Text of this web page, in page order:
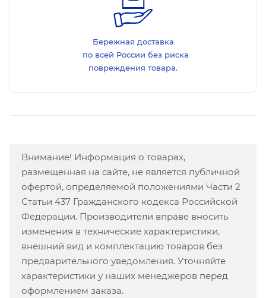
Бережная доставка
по всей России без риска
повреждения товара.
Внимание! Информация о товарах,
размещенная на сайте, не является публичной
офертой, определяемой положениями Части 2
Статьи 437 Гражданского кодекса Российской
Федерации. Производители вправе вносить
изменения в технические характеристики,
внешний вид и комплектацию товаров без
предварительного уведомления. Уточняйте
характеристики у наших менеджеров перед
оформлением заказа.